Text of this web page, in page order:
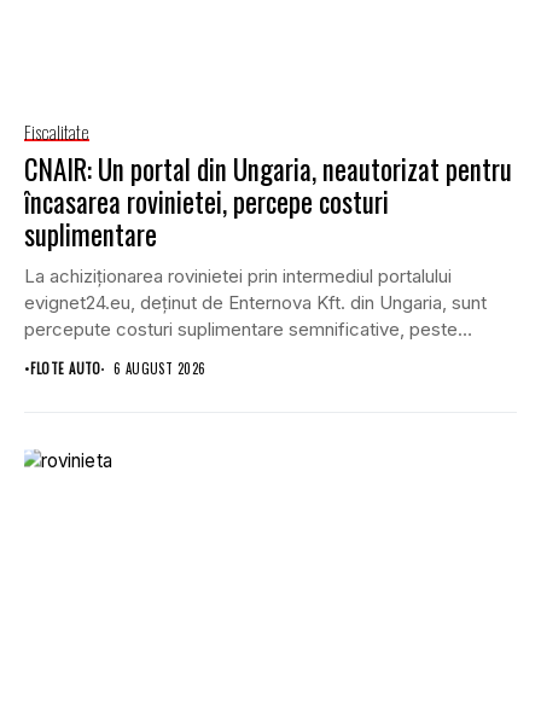
Fiscalitate
CNAIR: Un portal din Ungaria, neautorizat pentru
încasarea rovinietei, percepe costuri
suplimentare
La achiziționarea rovinietei prin intermediul portalului
evignet24.eu, deținut de Enternova Kft. din Ungaria, sunt
percepute costuri suplimentare semnificative, peste
tarifele legale prevăzute de...
•FLOTE AUTO 6 AUGUST 2026